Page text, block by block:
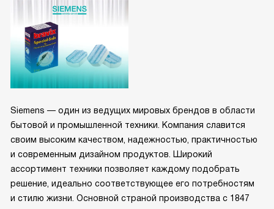
Siemens — один из ведущих мировых брендов в области
бытовой и промышленной техники. Компания славится
своим высоким качеством, надежностью, практичностью
и современным дизайном продуктов. Широкий
ассортимент техники позволяет каждому подобрать
решение, идеально соответствующее его потребностям
и стилю жизни. Основной страной производства с 1847